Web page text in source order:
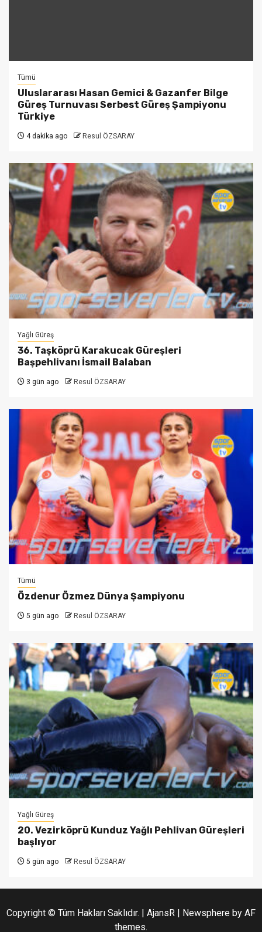
Tümü
Uluslararası Hasan Gemici & Gazanfer Bilge
Güreş Turnuvası Serbest Güreş Şampiyonu
Türkiye
4 dakika ago Resul ÖZSARAY
Yağlı Güreş
36. Taşköprü Karakucak Güreşleri
Başpehlivanı İsmail Balaban
3 gün ago Resul ÖZSARAY
Tümü
Özdenur Özmez Dünya Şampiyonu
5 gün ago Resul ÖZSARAY
Yağlı Güreş
20. Vezirköprü Kunduz Yağlı Pehlivan Güreşleri
başlıyor
5 gün ago Resul ÖZSARAY
Copyright © Tüm Hakları Saklıdır. | AjansR | Newsphere by AF
themes.